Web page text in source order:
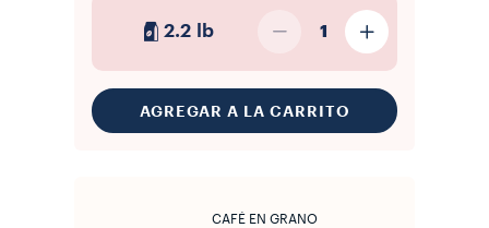
2.2 lb 1
AGREGAR A LA CARRITO
CAFÉ EN GRANO